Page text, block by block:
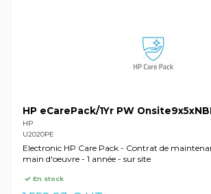
HP eCarePack/1Yr PW
HP
U2020PE
Electronic HP Care Pack - Contrat de
main d'oeuvre - 1 année - sur site
En stock